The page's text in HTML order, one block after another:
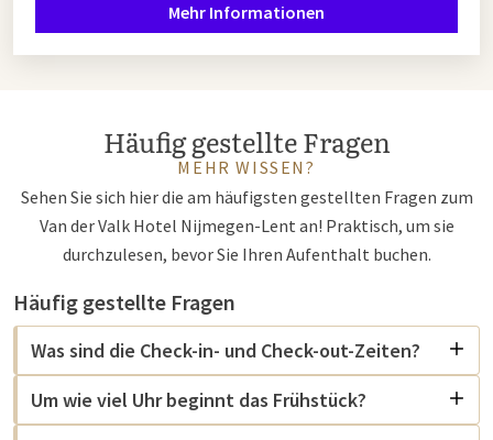
Mehr Informationen
Häufig gestellte Fragen
MEHR WISSEN?
Sehen Sie sich hier die am häufigsten gestellten Fragen zum
Van der Valk Hotel Nijmegen-Lent an! Praktisch, um sie
durchzulesen, bevor Sie Ihren Aufenthalt buchen.
Häufig gestellte Fragen
Was sind die Check-in- und Check-out-Zeiten?
Um wie viel Uhr beginnt das Frühstück?